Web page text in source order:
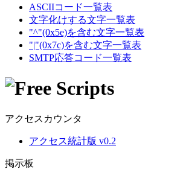
ASCIIコード一覧表
文字化けする文字一覧表
"^"(0x5e)を含む文字一覧表
"|"(0x7c)を含む文字一覧表
SMTP応答コード一覧表
アクセスカウンタ
アクセス統計版 v0.2
掲示板